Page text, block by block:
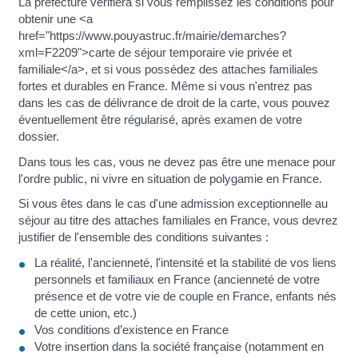
obtenir une <a
href="https://www.pouyastruc.fr/mairie/demarches?
xml=F2209">carte de séjour temporaire vie privée et
familiale</a>, et si vous possédez des attaches familiales
fortes et durables en France. Même si vous n'entrez pas
dans les cas de délivrance de droit de la carte, vous pouvez
éventuellement être régularisé, après examen de votre
dossier.
Dans tous les cas, vous ne devez pas être une menace pour
l'ordre public, ni vivre en situation de polygamie en France.
Si vous êtes dans le cas d'une admission exceptionnelle au
séjour au titre des attaches familiales en France, vous devrez
justifier de l'ensemble des conditions suivantes :
La réalité, l'ancienneté, l'intensité et la stabilité de vos liens
personnels et familiaux en France (ancienneté de votre
présence et de votre vie de couple en France, enfants nés
de cette union, etc.)
Vos conditions d’existence en France
Votre insertion dans la société française (notamment en